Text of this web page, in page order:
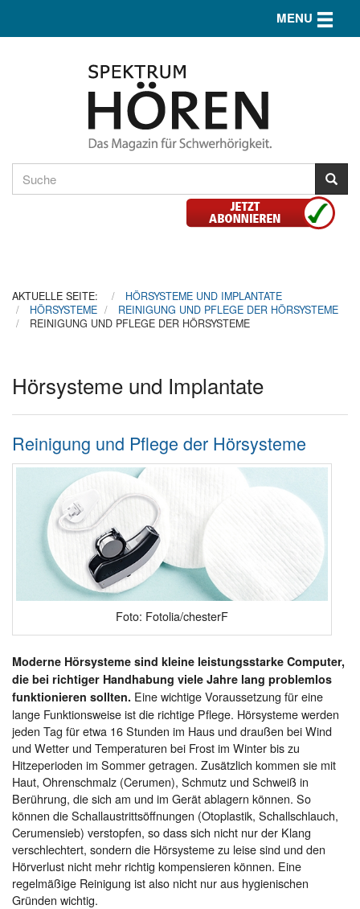
MENU Toggle
AKTUELLE SEITE:
HÖRSYSTEME UND IMPLANTATE
HÖRSYSTEME
REINIGUNG UND PFLEGE DER HÖRSYSTEME
REINIGUNG UND PFLEGE DER HÖRSYSTEME
Hörsysteme und Implantate
Reinigung und Pflege der Hörsysteme
Foto: Fotolia/chesterF
Moderne Hörsysteme sind kleine leistungsstarke Computer,
die bei richtiger Handhabung viele Jahre lang problemlos
funktionieren sollten. Eine wichtige Voraussetzung für eine
lange Funktionsweise ist die richtige Pflege. Hörsysteme werden
jeden Tag für etwa 16 Stunden im Haus und draußen bei Wind
und Wetter und Temperaturen bei Frost im Winter bis zu
Hitzeperioden im Sommer getragen. Zusätzlich kommen sie mit
Haut, Ohrenschmalz (Cerumen), Schmutz und Schweiß in
Berührung, die sich am und im Gerät ablagern können. So
können die Schallaustrittsöffnungen (Otoplastik, Schallschlauch,
Cerumensieb) verstopfen, so dass sich nicht nur der Klang
verschlechtert, sondern die Hörsysteme zu leise sind und den
Hörverlust nicht mehr richtig kompensieren können. Eine
regelmäßige Reinigung ist also nicht nur aus hygienischen
Gründen wichtig.